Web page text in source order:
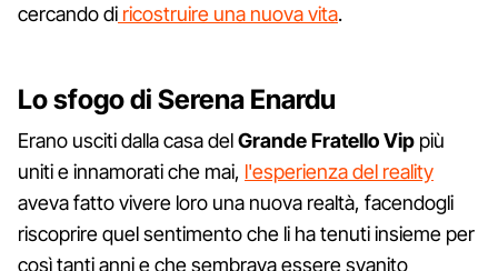
cercando di ricostruire una nuova vita.
Lo sfogo di Serena Enardu
Erano usciti dalla casa delGrande Fratello Vip più
uniti e innamorati che mai, l'esperienza del reality
aveva fatto vivere loro una nuova realtà, facendogli
riscoprire quel sentimento che li ha tenuti insieme per
così tanti anni e che sembrava essere svanito